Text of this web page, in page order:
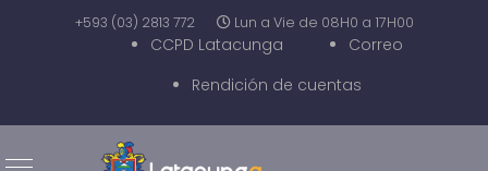
+593 (03) 2813 772 Lun a Vie de 08H0 a 17H00
CCPD Latacunga
Correo
Rendición de cuentas